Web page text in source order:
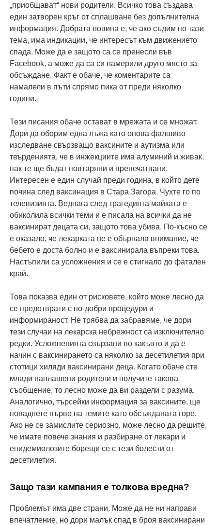
„приобщават“ нови родители. Всичко това създава
един затворен кръг от сплашване без допълнителна
информация. Добрата новина е, че ако съдим по тази
тема, има индикации, че интересът към движението
спада. Може да е защото са се пренесли във
Facebook, а може да са си намерили друго място за
обсъждане. Факт е обаче, че коментарите са
намалели в пъти спрямо пика от преди няколко
години.
Тези писания обаче остават в мрежата и се множат.
Дори да оборим една лъжа като онова фалшиво
изследване свързващо ваксините и аутизма или
твърденията, че в инжекциите има алуминий и живак,
пак те ще бъдат повтаряни и препечатвани.
Интересен е един случай преди година, в който дете
почина след ваксинация в Стара Загора. Чухте го по
телевизията. Веднага след трагедията майката е
обиколила всички теми и е писала на всички да не
ваксинират децата си, защото това убива. По-късно се
е оказало, че лекарката не е обърнала внимание, че
бебето е доста болно и е ваксинирала въпреки това.
Настъпили са усложнения и се е стигнало до фатален
край.
Това показва един от рисковете, който може лесно да
се предотврати с по-добри процедури и
информираност. Не трябва да забравяме, че дори
тези случаи на лекарска небрежност са изключително
редки. Усложненията свързани по какъвто и да е
начин с ваксинирането са няколко за десетилетия при
стотици хиляди ваксинирани деца. Когато обаче сте
млади наплашени родители и получите такова
съобщение, то лесно може да ви раздели с разума.
Аналогично, търсейки информация за ваксините, ще
попаднете първо на темите като обсъжданата горе.
Ако не се замислите сериозно, може лесно да решите,
че имате повече знания и разбиране от лекари и
епидемиолозите борещи се с тези болести от
десетилетия.
Защо тази кампания е толкова вредна?
Проблемът има две страни. Може да не ни направи
впечатление, но дори малък спад в броя ваксинирани